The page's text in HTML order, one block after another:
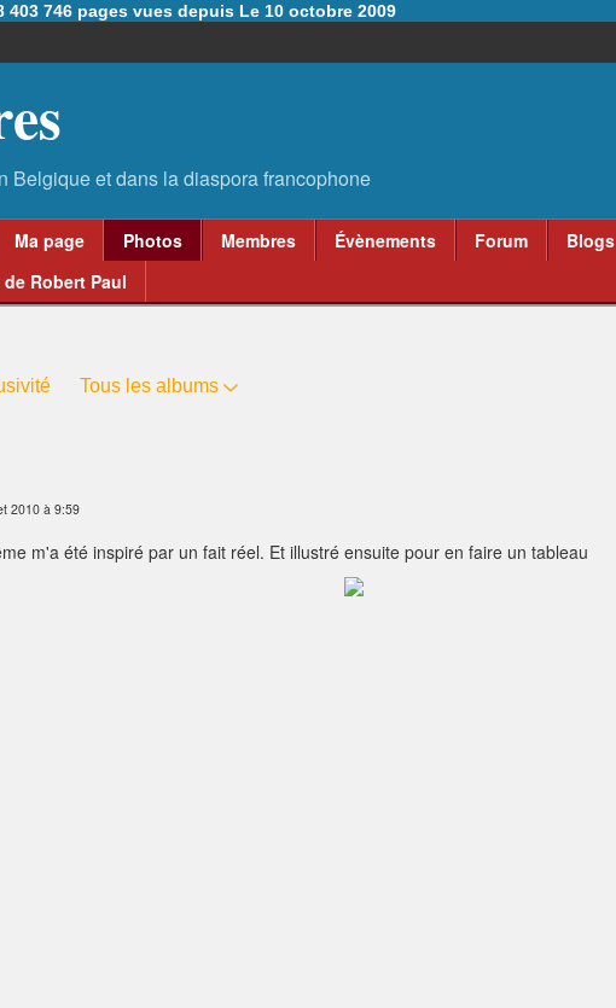
746 pages vues depuis Le 10 octobre 2009
Ma page Photos Membres Évènements Forum Blogs
Robert Paul
Tous les albums
2010 à 9:59
m'a été inspiré par un fait réel. Et illustré ensuite pour en faire un tableau